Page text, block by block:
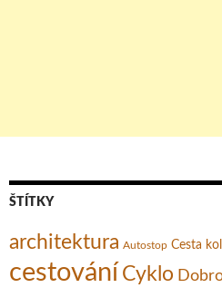
ŠTÍTKY
architektura Autostop Cesta
cestování Cyklo